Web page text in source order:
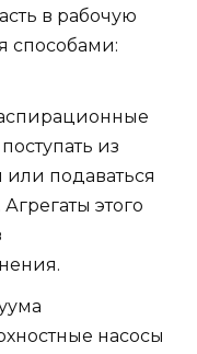
в рабочую
способами:
из
подаваться
этого
насосы